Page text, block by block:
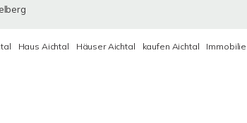
Haus Aichtal Häuser Aichtal kaufen Aichtal